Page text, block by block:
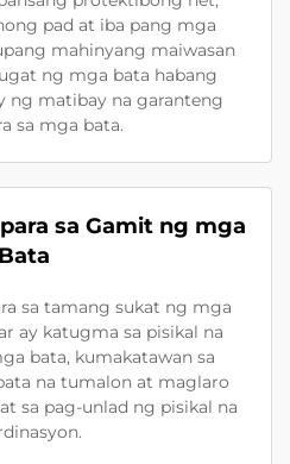
pad at iba pang mga
mahinyang maiwasan
ng mga bata habang
ng matibay na garanteng
sa mga bata.
sa Gamit ng mga
Bata
sa tamang sukat ng mga
ay katugma sa pisikal na
bata, kumakatawan sa
na tumalon at maglaro
sa pag-unlad ng pisikal na